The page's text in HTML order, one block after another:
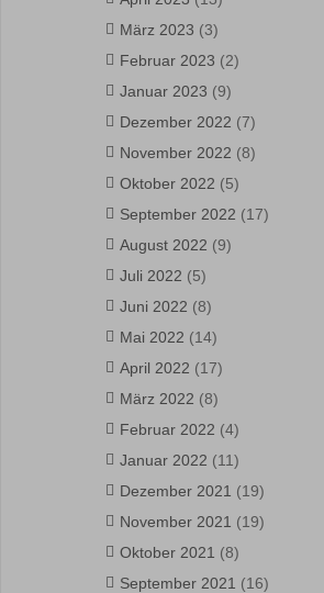
März 2023 (3)
Februar 2023 (2)
Januar 2023 (9)
Dezember 2022 (7)
November 2022 (8)
Oktober 2022 (5)
September 2022 (17)
August 2022 (9)
Juli 2022 (5)
Juni 2022 (8)
Mai 2022 (14)
April 2022 (17)
März 2022 (8)
Februar 2022 (4)
Januar 2022 (11)
Dezember 2021 (19)
November 2021 (19)
Oktober 2021 (8)
September 2021 (16)